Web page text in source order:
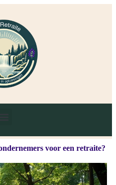
voor een retraite?